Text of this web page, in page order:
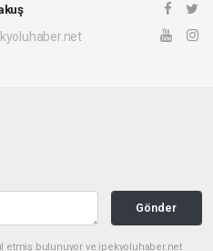
Gönder
etmiş bulunuyor ve ipekyoluhaber.net